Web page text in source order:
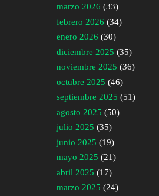
marzo 2026 (33)
febrero 2026 (34)
enero 2026 (30)
diciembre 2025 (35)
noviembre 2025 (36)
octubre 2025 (46)
septiembre 2025 (51)
agosto 2025 (50)
julio 2025 (35)
junio 2025 (19)
mayo 2025 (21)
abril 2025 (17)
marzo 2025 (24)